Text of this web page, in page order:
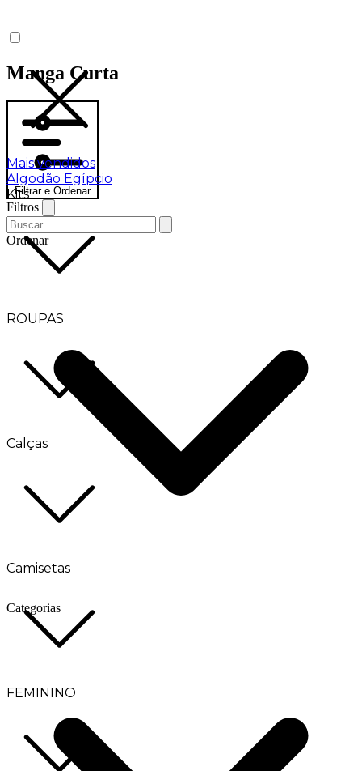
Mais vendidos
Algodão Egípcio
Kits
ROUPAS
Calças
Camisetas
FEMININO
Manga Curta
Filtrar e Ordenar
Filtros
Ordenar
Categorias